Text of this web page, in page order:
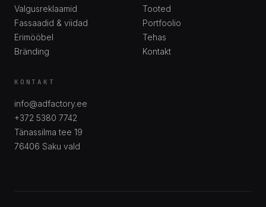
Valgusreklaamid
Fassaadid & viidad
Erimööbel
Bränding
Tooted
Portfoolio
Tehas
Kontakt
KONTAKT
info@adfactory.ee
+372 5380 7742
Tänassilma tee 19
76406 Saku vald